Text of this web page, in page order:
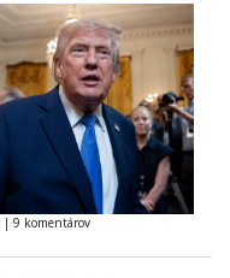
| 9 komentárov